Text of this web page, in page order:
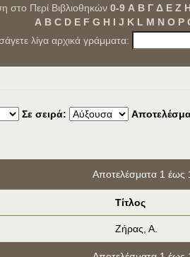
στο Περί Βιβλιοθηκών 0-9 Α Β Γ Δ Ε Ζ Η
A B C D E F G H I J K L M N O P
λίγα αρχικά γράμματα:
Σε σειρά:
Αποτελέσματα 1 έως
Τίτλος
Ζήρας, Α.